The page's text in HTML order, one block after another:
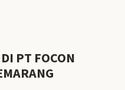
PT FOCON